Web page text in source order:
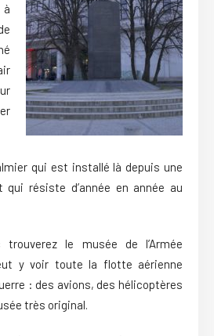
à
qui est installé là depuis une
qui résiste d’année en année au
le musée de l’Armée
y voir toute la flotte aérienne
: des avions, des hélicoptères
très original.